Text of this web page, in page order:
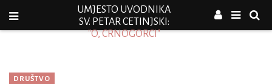
UMJESTO UVODNIKA
SV. PETAR CETINJSKI:
"O, CRNOGORCI"
DRUŠTVO